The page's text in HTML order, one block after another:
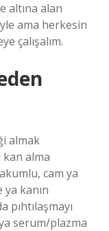
altına alan
ama herkesin
çalışalım.
almak
alma
cam ya
kanın
pıhtılaşmayı
serum/plazma